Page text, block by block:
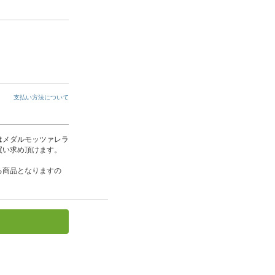
支払い方法について
ダルモッツァレラ
求め頂けます。
品となりますの